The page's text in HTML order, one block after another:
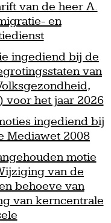
van de heer A.
en
ingediend bij de
van
voor het jaar 2026
ingediend bij
Mediawet 2008
motie
van de
behoeve van
van kerncentrale